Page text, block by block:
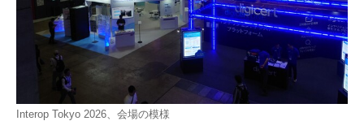
Interop Tokyo 2026、会場の模様